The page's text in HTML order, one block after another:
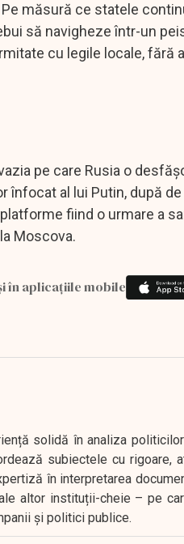
măsură ce statele
să navigheze într-un
cu legile locale, fără
pe care Rusia o
al lui Putin, după de
fiind o urmare a
Moscova.
în aplicațiile mobile
solidă în analiza
subiectele cu rigoare,
în interpretarea
altor instituții-cheie – pe
și politici publice.